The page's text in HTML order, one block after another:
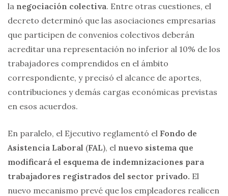
la negociación colectiva. Entre otras cuestiones, el
decreto determinó que las asociaciones empresarias
que participen de convenios colectivos deberán
acreditar una representación no inferior al 10% de los
trabajadores comprendidos en el ámbito
correspondiente, y precisó el alcance de aportes,
contribuciones y demás cargas económicas previstas
en esos acuerdos.
En paralelo, el Ejecutivo reglamentó el Fondo de
Asistencia Laboral (FAL), el nuevo sistema que
modificará el esquema de indemnizaciones para
trabajadores registrados del sector privado. El
nuevo mecanismo prevé que los empleadores realicen